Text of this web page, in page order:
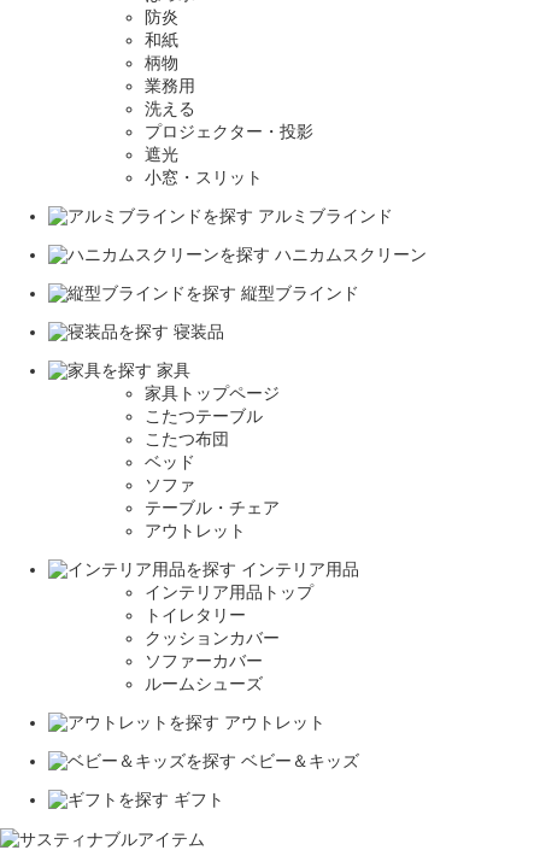
防炎
和紙
柄物
業務用
洗える
プロジェクター・投影
遮光
小窓・スリット
アルミブラインド
ハニカムスクリーン
縦型ブラインド
寝装品
家具
家具トップページ
こたつテーブル
こたつ布団
ベッド
ソファ
テーブル・チェア
アウトレット
インテリア用品
インテリア用品トップ
トイレタリー
クッションカバー
ソファーカバー
ルームシューズ
アウトレット
ベビー＆キッズ
ギフト